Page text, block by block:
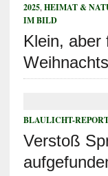
2025, HEIMAT &
IM BILD
Klein, aber
BLAULICHT-
Verstoß